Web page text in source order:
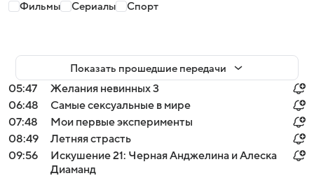
Фильмы Сериалы Спорт
Показать прошедшие передачи
05:47
Желания невинных 3
06:48
Самые сексуальные в мире
07:48
Мои первые эксперименты
08:49
Летняя страсть
09:56
Искушение 21: Черная Анджелина и Алеска
Диаманд